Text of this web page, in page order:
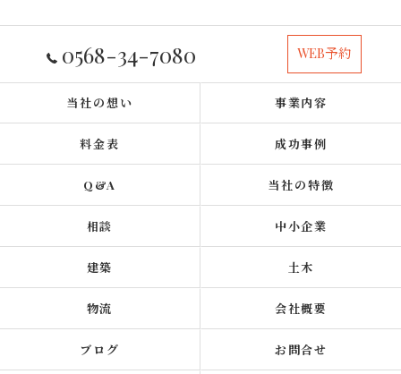
0568-34-7080 WEB予約
当社の想い 事業内容
料金表 成功事例
Q&A 当社の特徴
相談 中小企業
建築 土木
物流 会社概要
ブログ お問合せ